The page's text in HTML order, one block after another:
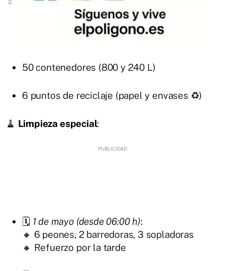
50 contenedores (800 y 240 L)
6 puntos de reciclaje (papel y envases ♻️)
🧹 Limpieza especial:
🗓️ 1 de mayo (desde 06:00 h):
🔸 6 peones, 2 barredoras, 3 sopladoras
🔸 Refuerzo por la tarde